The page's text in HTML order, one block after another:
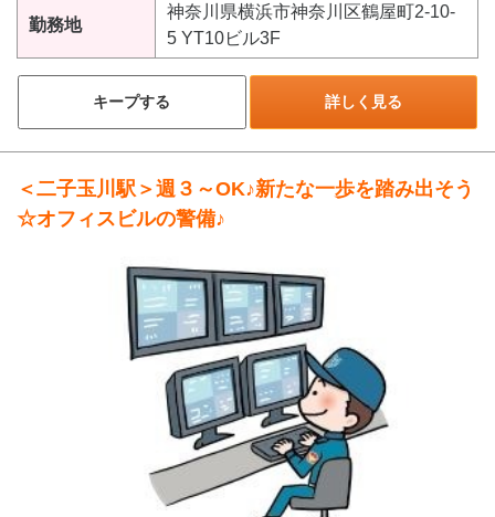
勤務地
神奈川県横浜市神奈川区鶴屋町2-10-
5 YT10ビル3F
キープする 詳しく見る
＜二子玉川駅＞週３～OK♪新たな一歩を踏み出そう
☆オフィスビルの警備♪